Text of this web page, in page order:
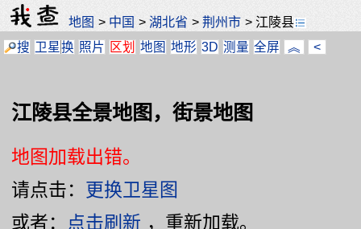
地图 > 中国 >湖北省 >荆州市 > 江陵县
搜 卫星换 照片 区划 地图 地形 3D 测量 全屏 ︽ <
江陵县全景地图，街景地图
地图加载出错。
请点击： 更换卫星图
或者： 点击刷新 ，重新加载。